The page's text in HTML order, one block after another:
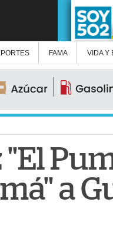
FAMA VIDA Y
a